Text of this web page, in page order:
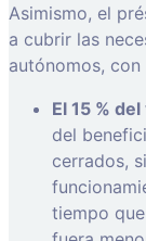
Asimismo, el
a cubrir las
autónomos,
El 15 %
del
cerrados,
tiempo